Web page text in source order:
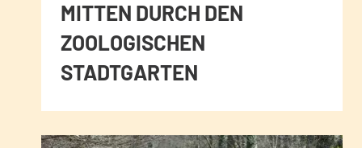
MITTEN DURCH DEN
ZOOLOGISCHEN
STADTGARTEN